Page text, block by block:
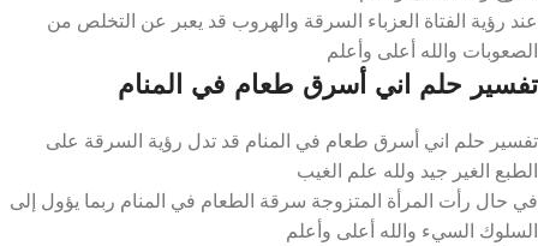
عند رؤية الفتاة العزباء السرقة والهروب قد يعبر عن التخلص من
الصعوبات والله أعلى وأعلم
تفسير حلم اني أسرق طعام في المنام
تفسير حلم اني أسرق طعام في المنام قد تدل رؤية السرقة على
الطبع الغير جيد ولله علم الغيب
في حال رأت المرأة المتزوجة سرقة الطعام في المنام ربما يؤول إلى
السلوك السيء والله أعلى وأعلم